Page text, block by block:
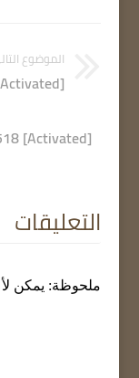
الموضوع
التعليقات
ملحوظة: يمكن